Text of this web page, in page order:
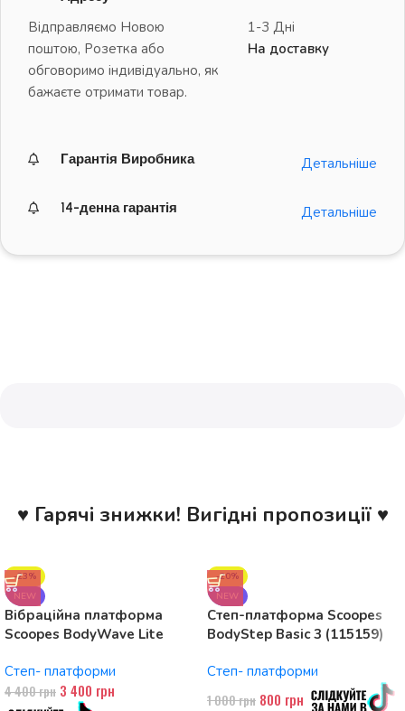
Відправляємо Новою
поштою, Розетка або
обговоримо індивідуально, як
бажаєте отримати товар.
1-3 Дні
На доставку
Гарантія Виробника Детальніше
14-денна гарантія Детальніше
♥ Гарячі знижки! Вигідні пропозиції ♥
-23%
NEW
Вібраційна платформа
Scoopes BodyWave Lite
Степ- платформи
4 400грн 3 400 грн
-20%
NEW
Степ-платформа Scoopes
BodyStep Basic 3 (115159)
рівні
Степ- платформи
1 000грн 800 грн